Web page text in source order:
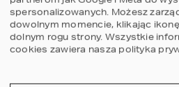
nowoczesnych domów.
jako materiał
trwałe dzięki
wypalania. Ich trwałość,
ciekawe zdobienia wciąż
również niska cena, za
spersonalizowanych. Możesz
dowolnym momencie, klikając
dolnym rogu strony. Wszystkie
cookies zawiera nasza polityka